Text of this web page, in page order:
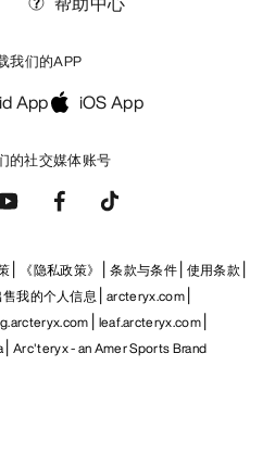
的社交媒体账号
我们的APP
App iOS App
《隐私政策》 条款与条件 使用条款
我的个人信息 arcteryx.com
leaf.arcteryx.com
Arc'teryx - an Amer Sports Brand